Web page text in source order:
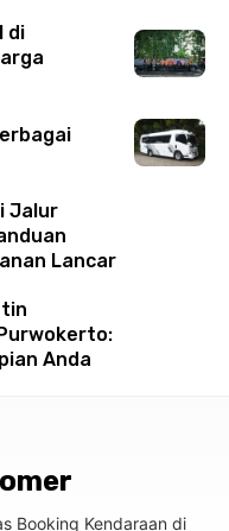
di
Jalur
Lancar
Anda
Booking Kendaraan di